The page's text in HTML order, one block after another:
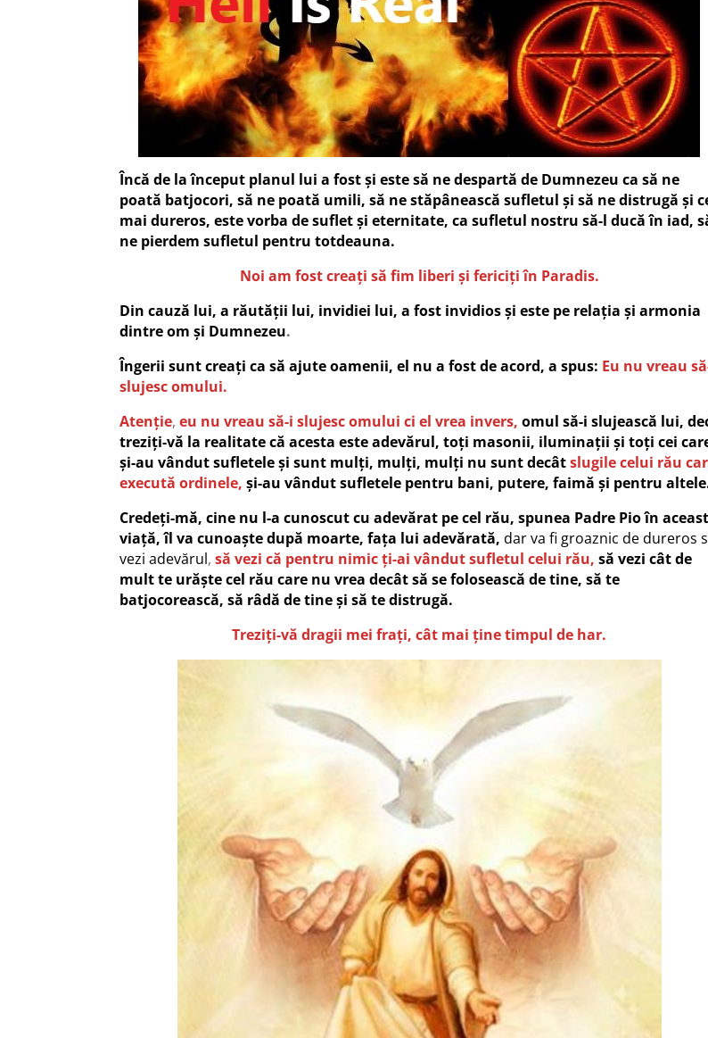
Încă de la început planul lui a fost și este să ne despartă de Dumnezeu ca să ne
poată batjocori, să ne poată umili, să ne stăpânească sufletul și să ne distrugă și
mai dureros, este vorba de suflet și eternitate, ca sufletul nostru să-l ducă în iad,
ne pierdem sufletul pentru totdeauna.
Noi am fost creați să fim liberi și fericiți în Paradis.
Din cauză lui, a răutății lui, invidiei lui, a fost invidios și este pe relația și armonia
dintre om și Dumnezeu.
Îngerii sunt creați ca să ajute oamenii, el nu a fost de acord, a spus: Eu nu vreau
slujesc omului.
Atenție,eu nu vreau să-i slujesc omului ci el vrea invers, omul să-i slujească lui,
treziți-vă la realitate că acesta este adevărul, toți masonii, iluminații și toți cei
și-au vândut sufletele și sunt mulți, mulți, mulți nu sunt decâtslugile celui rău
execută ordinele, și-au vândut sufletele pentru bani, putere, faimă și pentru
Credeți-mă, cine nu l-a cunoscut cu adevărat pe cel rău, spunea Padre Pio în
viață, îl va cunoaște după moarte, fața lui adevărată, dar va fi groaznic de dureros
vezi adevărul,să vezi că pentru nimic ți-ai vândut sufletul celui rău, să vezi cât de
mult te urăște cel rău care nu vrea decât să se folosească de tine, să te
batjocorească, să râdă de tine și să te distrugă.
Treziți-vă dragii mei frați, cât mai ține timpul de har.